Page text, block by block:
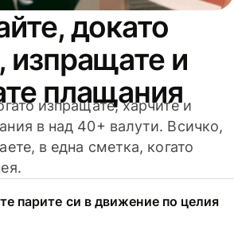
докато
изпращате и
плащания
изпращате, харчите и
в над 40+ валути. Всичко,
в една сметка, когато
парите си в движение по целия